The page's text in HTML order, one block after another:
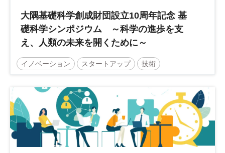
大隅基礎科学創成財団設立10周年記念 基
礎科学シンポジウム ～科学の進歩を支
え、人類の未来を開くために～
イノベーション スタートアップ 技術